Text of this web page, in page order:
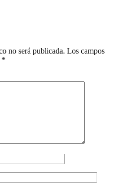
no será publicada. Los campos
*